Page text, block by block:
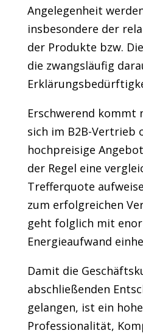
Angelegenheit
insbesondere der
der Produkte bzw.
die zwangsläufig
Erschwerend kommt
sich im B2B-Vertrieb
hochpreisige
der Regel eine
Trefferquote
zum erfolgreichen
geht folglich mit
Energieaufwand
Damit die
abschließenden
gelangen, ist ein
Professionalität,